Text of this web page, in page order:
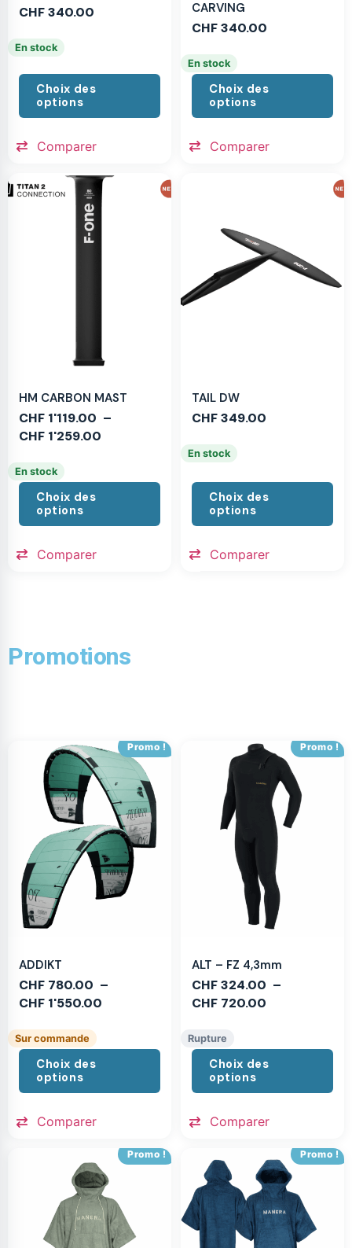
CHF340.00
En stock
Choix des
options
Comparer
CARVING
CHF340.00
En stock
Choix des
options
Comparer
HM CARBON MAST
CHF 1'119.00 –
CHF 1'259.00
En stock
Choix des
options
Comparer
TAIL DW
CHF349.00
En stock
Choix des
options
Comparer
Promotions
Promo !
ADDIKT
CHF 780.00 –
CHF 1'550.00
Sur commande
Choix des
options
Comparer
Promo !
ALT – FZ 4,3mm
CHF324.00 –
CHF 720.00
Rupture
Choix des
options
Comparer
Promo ! Promo !